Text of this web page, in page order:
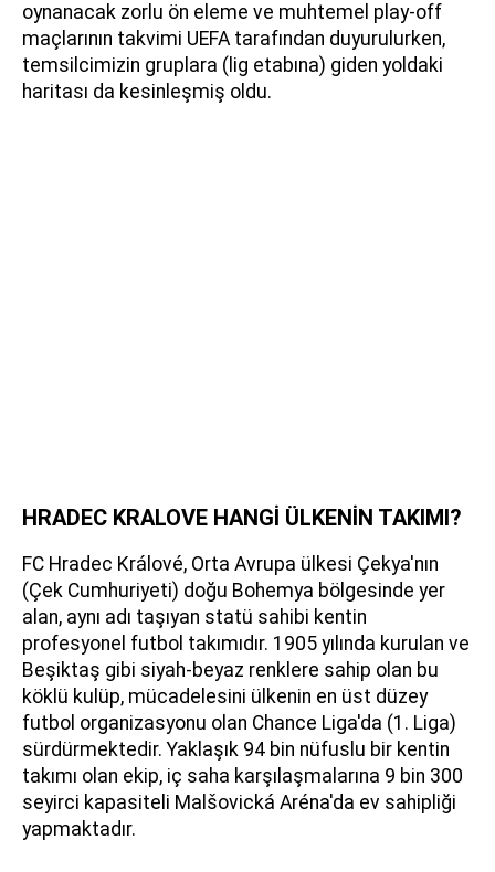
oynanacak zorlu ön eleme ve muhtemel play-off
maçlarının takvimi UEFA tarafından duyurulurken,
temsilcimizin gruplara (lig etabına) giden yoldaki
haritası da kesinleşmiş oldu.
HRADEC KRALOVE HANGİ ÜLKENİN TAKIMI?
FC Hradec Králové, Orta Avrupa ülkesi Çekya'nın
(Çek Cumhuriyeti) doğu Bohemya bölgesinde yer
alan, aynı adı taşıyan statü sahibi kentin
profesyonel futbol takımıdır. 1905 yılında kurulan ve
Beşiktaş gibi siyah-beyaz renklere sahip olan bu
köklü kulüp, mücadelesini ülkenin en üst düzey
futbol organizasyonu olan Chance Liga'da (1. Liga)
sürdürmektedir. Yaklaşık 94 bin nüfuslu bir kentin
takımı olan ekip, iç saha karşılaşmalarına 9 bin 300
seyirci kapasiteli Malšovická Aréna'da ev sahipliği
yapmaktadır.